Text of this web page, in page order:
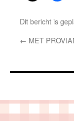
Dit bericht is
← MET